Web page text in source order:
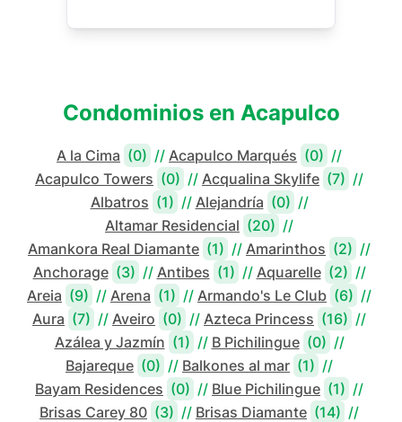
Condominios en Acapulco
A la Cima (0) // Acapulco Marqués (0) //
Acapulco Towers (0) // Acqualina Skylife (7) //
Albatros (1) // Alejandría (0) //
Altamar Residencial (20) //
Amankora Real Diamante (1) // Amarinthos (2) //
Anchorage (3) // Antibes (1) // Aquarelle (2) //
Areia (9) // Arena (1) // Armando's Le Club (6) //
Aura (7) // Aveiro (0) // Azteca Princess (16) //
Azálea y Jazmín (1) // B Pichilingue (0) //
Bajareque (0) // Balkones al mar (1) //
Bayam Residences (0) // Blue Pichilingue (1) //
Brisas Carey 80 (3) // Brisas Diamante (14) //